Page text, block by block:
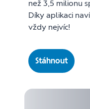
než 3,5 milionu
Díky aplikaci
vždy nejvíc!
Stáhnout